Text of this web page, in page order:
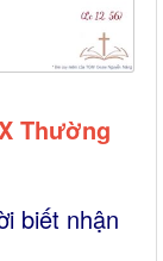
Thường
biết nhận